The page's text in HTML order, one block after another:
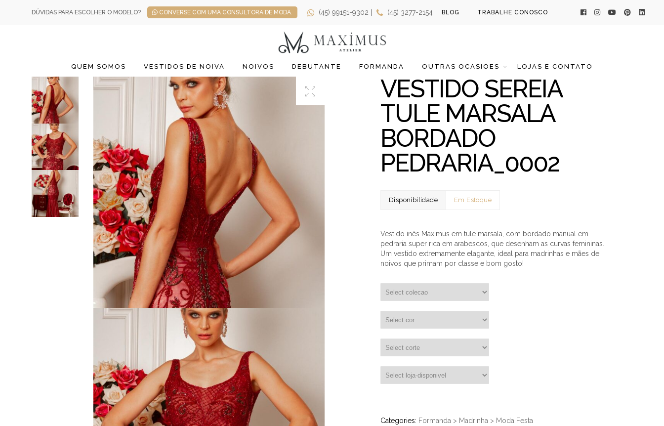
DÚVIDAS PARA ESCOLHER O MODELO? CONVERSE COM UMA CONSULTORA DE MODA. (45) 99151-9302 | (45) 3277-2154 BLOG TRABALHE CONOSCO
QUEM SOMOS VESTIDOS DE NOIVA NOIVOS DEBUTANTE FORMANDA OUTRAS OCASIÕES LOJAS E CONTATO
VESTIDO SEREIA
TULE MARSALA
BORDADO
PEDRARIA_0002
Disponibilidade Em Estoque
Vestido inês Maximus em tule marsala, com bordado manual em
pedraria super rica em arabescos, que desenham as curvas femininas.
Um vestido extremamente elagante, ideal para madrinhas e mães de
noivos que primam por classe e bom gosto!
Categories: Formanda > Madrinha > Moda Festa